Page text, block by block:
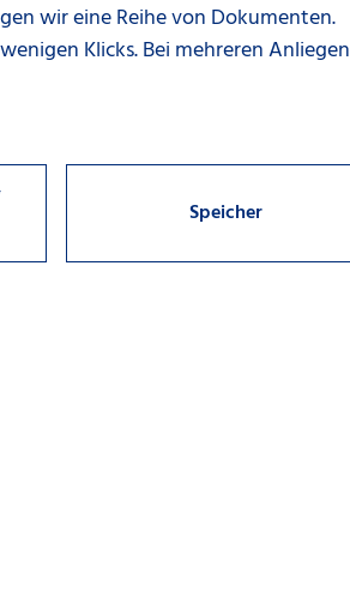
wir eine Reihe von Dokumenten.
Klicks. Bei mehreren Anliegen
Speicher